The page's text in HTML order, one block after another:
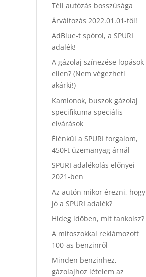
Téli autózás bosszúsága
Árváltozás 2022.01.01-től!
AdBlue-t spórol, a SPURI
adalék!
A gázolaj színezése lopások
ellen? (Nem végezheti
akárki!)
Kamionok, buszok gázolaj
specifikuma speciális
elvárások
Élénkül a SPURI forgalom,
450Ft üzemanyag árnál
SPURI adalékolás előnyei
2021-ben
Az autón mikor érezni, hogy
jó a SPURI adalék?
Hideg időben, mit tankolsz?
A mítoszokkal reklámozott
100-as benzinről
Minden benzinhez,
gázolajhoz lételem az